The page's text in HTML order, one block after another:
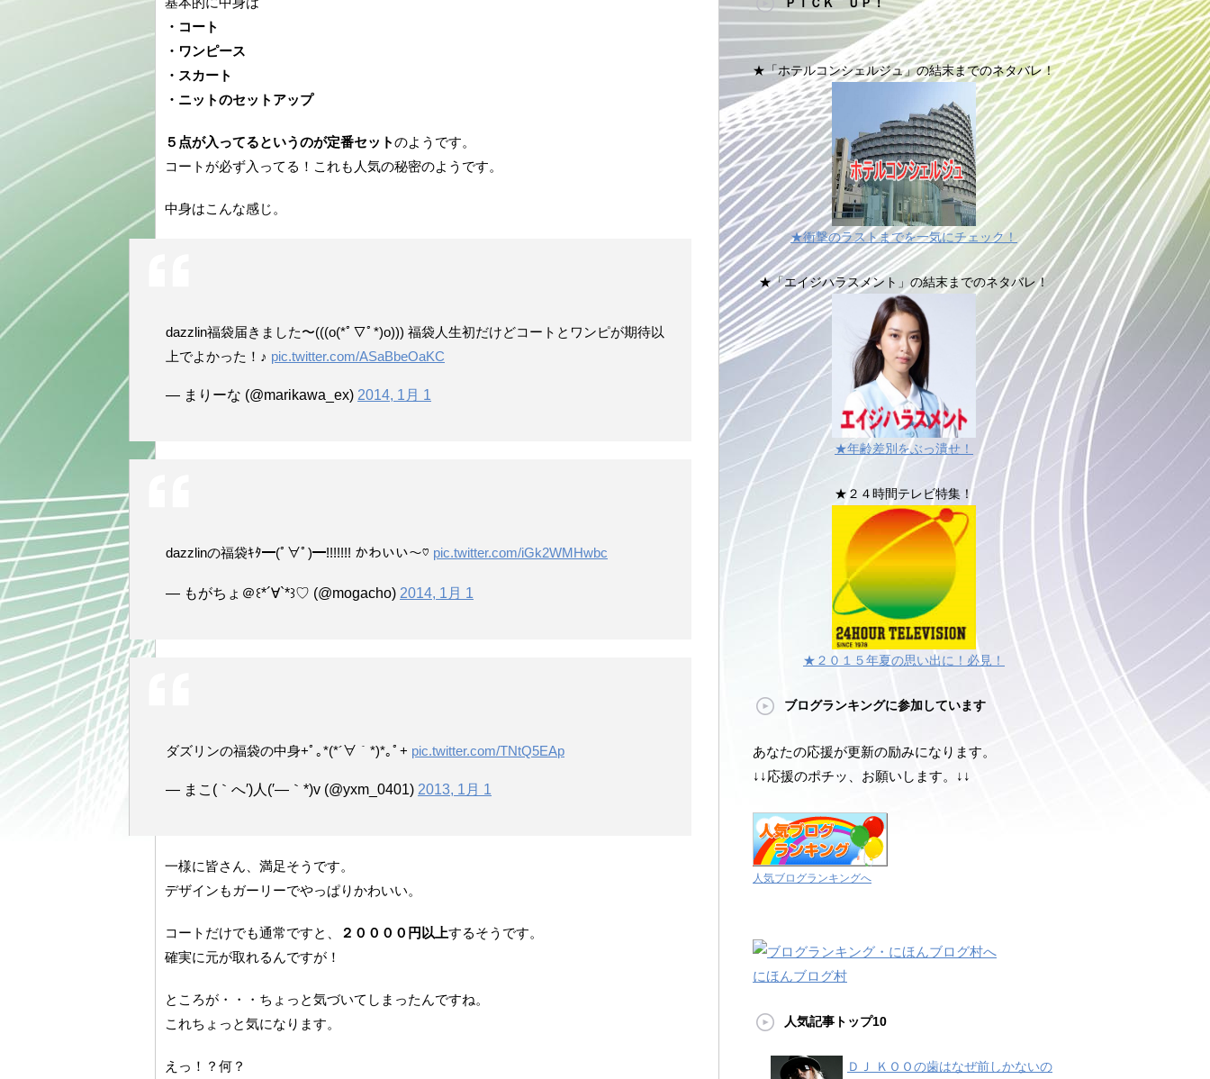
・コート
・ワンピース
・スカート
・ニットのセットアップ
５点が入ってるというのが定番セットのようです。
コートが必ず入ってる！これも人気の秘密のようです。
中身はこんな感じ。
dazzlin福袋届きました〜(((o(*ﾟ▽ﾟ*)o))) 福袋人生初だけどコートとワンピが期待以
上でよかった！♪ pic.twitter.com/ASaBbeOaKC
— まりーな (@marikawa_ex) 2014, 1月 1
dazzlinの福袋ｷﾀ━(ﾟ∀ﾟ)━!!!!!!! かわいい〜♡ pic.twitter.com/iGk2WMHwbc
— もがちょ＠꒰*´∀`*꒱♡ (@mogacho) 2014, 1月 1
ダズリンの福袋の中身+ﾟ｡*(*´∀｀*)*｡ﾟ+ pic.twitter.com/TNtQ5EAp
— まこ(｀へ′)人(′—｀*)v (@yxm_0401) 2013, 1月 1
一様に皆さん、満足そうです。
デザインもガーリーでやっぱりかわいい。
コートだけでも通常ですと、 ２００００円以上するそうです。
確実に元が取れるんですが！
ところが・・・ちょっと気づいてしまったんですね。
これちょっと気になります。
えっ！？何？
★「ホテルコンシェルジュ」の結末までのネタバレ！
★衝撃のラストまでを一気にチェック！
★「エイジハラスメント」の結末までのネタバレ！
★年齢差別をぶっ潰せ！
★２４時間テレビ特集！
★２０１５年夏の思い出に！必見！
ブログランキングに参加しています
あなたの応援が更新の励みになります。
↓↓応援のポチッ、お願いします。↓↓
人気ブログランキングへ
にほんブログ村
人気記事トップ10
ＤＪ ＫＯＯの歯はなぜ前しかないの